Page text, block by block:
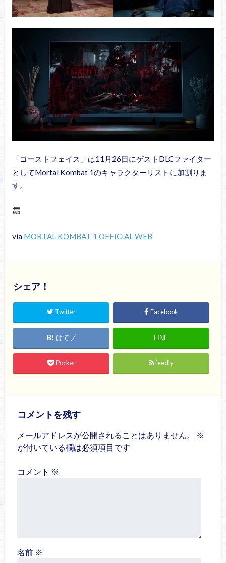
「ゴーストフェイス」は11月26日にゲストDLCファイター
としてMortal Kombat 1のキャラクターリストに加割りま
す。
via MORTAL KOMBAT 1 OFFICIAL WEB
シェア！
Twitter Facebook
はてブ LINE
Pocket feedly
コメントを残す
メールアドレスが公開されることはありません。
※
が付いている欄は必須項目です
コメント ※
名前 ※